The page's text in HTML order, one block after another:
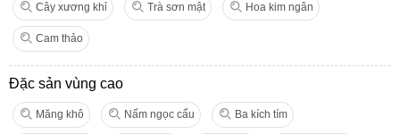
Cây xương khỉ Trà sơn mật Hoa kim ngân
Cam thảo
Đặc sản vùng cao
Măng khô Nấm ngọc cẩu Ba kích tím